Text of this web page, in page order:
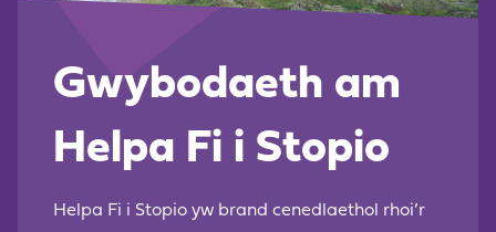
Gwybodaeth am
Helpa Fi i Stopio
Helpa Fi i Stopio yw brand cenedlaethol rhoi’r